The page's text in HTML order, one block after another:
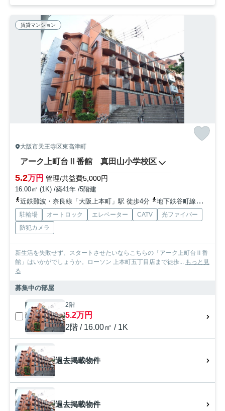
賃貸マンション
大阪市天王寺区東高津町
アーク上町台Ⅱ番館 真田山小学校区
5.2万円 管理/共益費5,000円
16.00㎡ (1K) /築41年 /5階建
近鉄難波・奈良線「大阪上本町」駅 徒歩4分
地下鉄谷町線「谷町九丁目」駅 徒歩8分
駐輪場 オートロック エレベーター CATV
光ファイバー
防犯カメラ
新生活を失敗せず、スタートさせたいならこちらの「アーク上町台Ⅱ番
館」はいかがでしょうか。ローソン 上本町五丁目店まで徒歩... もっと見
る
募集中の部屋
2階
5.2万円
2階 / 16.00㎡ / 1K
過去掲載物件
過去掲載物件